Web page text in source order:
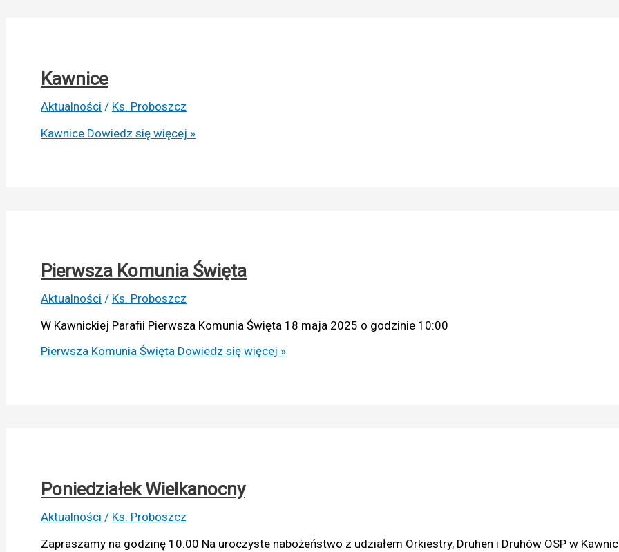
Kawnice
Aktualności / Ks. Proboszcz
Kawnice Dowiedz się więcej »
Pierwsza Komunia Święta
Aktualności / Ks. Proboszcz
W Kawnickiej Parafii Pierwsza Komunia Święta 18 maja 2025 o godzinie 10:00
Pierwsza Komunia Święta Dowiedz się więcej »
Poniedziałek Wielkanocny
Aktualności / Ks. Proboszcz
Zapraszamy na godzinę 10.00 Na uroczyste nabożeństwo z udziałem Orkiestry, Druhen i Druhów OSP w